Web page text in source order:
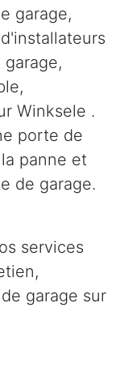
garage,
Winksele .
porte de
panne et
de garage.
services
garage sur